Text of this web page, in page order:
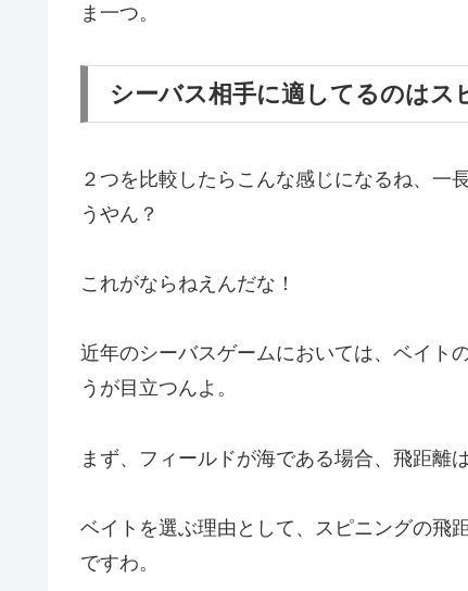
ま一つ。
シーバス相手に適してるのはス
２つを比較したらこんな感じになるね、一
うやん？
これがならねえんだな！
近年のシーバスゲームにおいては、ベイト
うが目立つんよ。
まず、フィールドが海である場合、飛距離
ベイトを選ぶ理由として、スピニングの飛
ですわ。